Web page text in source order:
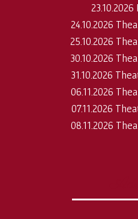
24.10.2026
25.10.2026
30.10.2026
31.10.2026
06.11.2026
07.11.2026
08.11.2026